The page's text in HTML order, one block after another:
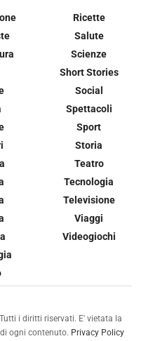
Ricette
Salute
Scienze
Short Stories
Social
Spettacoli
Sport
Storia
Teatro
Tecnologia
Televisione
Viaggi
Videogiochi
i diritti riservati. E' vietata la
ogni contenuto. Privacy Policy